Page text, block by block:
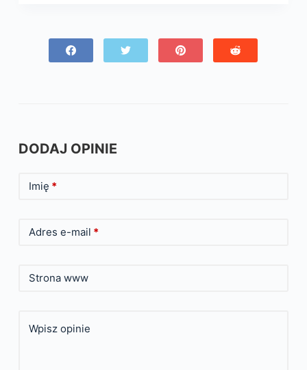
DODAJ OPINIE
Imię *
Adres e-mail *
Strona www
Wpisz opinie